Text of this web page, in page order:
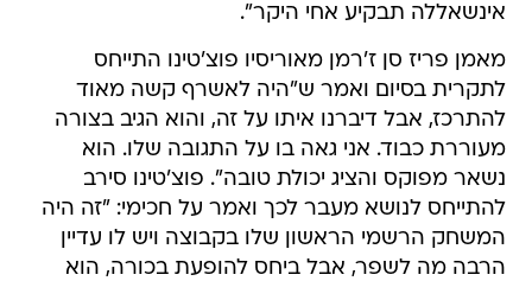
אינשאללה תבקיע אחי היקר".
מאמן פריז סן ז'רמן מאוריסיו פוצ'טינו התייחס
לתקרית בסיום ואמר ש"היה לאשרף קשה מאוד
להתרכז, אבל דיברנו איתו על זה, והוא הגיב בצורה
מעוררת כבוד. אני גאה בו על התגובה שלו. הוא
נשאר מפוקס והציג יכולת טובה". פוצ'טינו סירב
להתייחס לנושא מעבר לכך ואמר על חכימי: "זה היה
המשחק הרשמי הראשון שלו בקבוצה ויש לו עדיין
הרבה מה לשפר, אבל ביחס להופעת בכורה, הוא